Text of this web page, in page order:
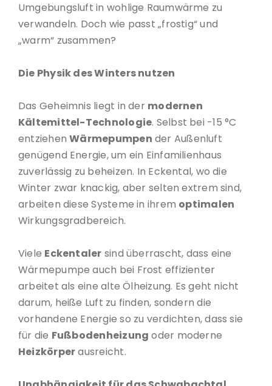
Umgebungsluft in wohlige Raumwärme zu
verwandeln. Doch wie passt „frostig“ und
„warm“ zusammen?
Die Physik des Winters nutzen
Das Geheimnis liegt in der modernen
Kältemittel-Technologie. Selbst bei -15 °C
entziehenWärmepumpen der Außenluft
genügend Energie, um ein Einfamilienhaus
zuverlässig zu beheizen. In Eckental, wo die
Winter zwar knackig, aber selten extrem sind,
arbeiten diese Systeme in ihrem optimalen
Wirkungsgradbereich.
Viele Eckentaler sind überrascht, dass eine
Wärmepumpe auch bei Frost effizienter
arbeitet als eine alte Ölheizung. Es geht nicht
darum, heiße Luft zu finden, sondern die
vorhandene Energie so zu verdichten, dass sie
für die Fußbodenheizung oder moderne
Heizkörperausreicht.